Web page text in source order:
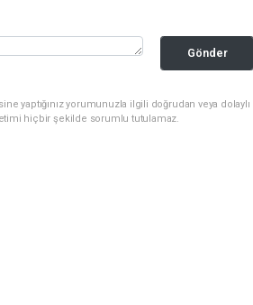
Gönder
yaptığınız yorumunuzla ilgili doğrudan veya dolaylı
hiçbir şekilde sorumlu tutulamaz.